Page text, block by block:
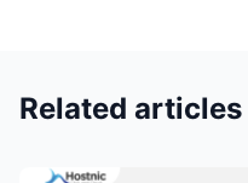
Related articles